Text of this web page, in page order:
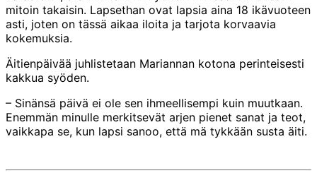
mitoin takaisin. Lapsethan ovat lapsia aina 18 ikävuoteen
asti, joten on tässä aikaa iloita ja tarjota korvaavia
kokemuksia.
Äitienpäivää juhlistetaan Mariannan kotona perinteisesti
kakkua syöden.
– Sinänsä päivä ei ole sen ihmeellisempi kuin muutkaan.
Enemmän minulle merkitsevät arjen pienet sanat ja teot,
vaikkapa se, kun lapsi sanoo, että mä tykkään susta äiti.